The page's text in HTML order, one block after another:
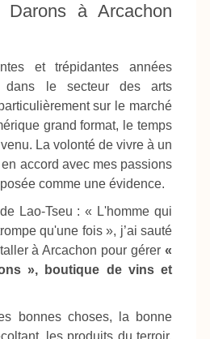
à Arcachon
et trépidantes années
dans le secteur des arts
sur le marché
grand format, le temps
La volonté de vivre à un
accord avec mes passions
comme une évidence.
Lao-Tseu : « L'homme qui
qu'une fois », j’ai sauté
à Arcachon pour gérer «
», boutique de vins et
bonnes choses, la bonne
les produits du terroir,